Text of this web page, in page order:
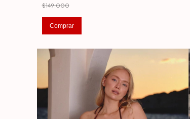
$149.000
Comprar